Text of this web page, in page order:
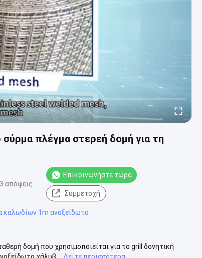
πλέγμα στερεή δομή για τη
απόψεις
Επικοινωνήστε τώρα
Συμμετοχή
καλωδίων 1m ανοξείδωτο
δομή που χρησιμοποιείται για το grill δονητική
χάλυβ...
Δείτε περισσότερα